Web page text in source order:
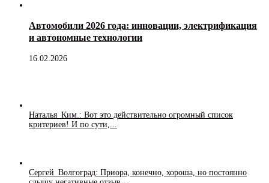
Автомобили 2026 года: инновации, электрификация
и автономные технологии
16.02.2026
Наталья_Ким.: Вот это действительно огромный список
критериев! И по сути,...
Сергей_Волгоград: Приора, конечно, хороша, но постоянно